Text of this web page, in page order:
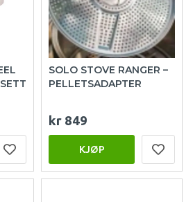
SOLO STOVE RANGER –
PELLETSADAPTER
kr 849
KJØP